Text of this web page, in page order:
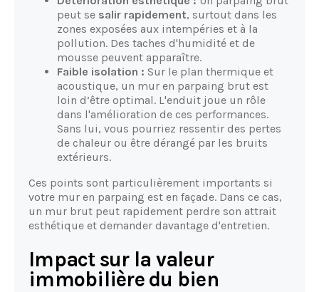
peut se salir rapidement, surtout dans les
zones exposées aux intempéries et à la
pollution. Des taches d'humidité et de
mousse peuvent apparaître.
Faible isolation : Sur le plan thermique et
acoustique, un mur en parpaing brut est
loin d’être optimal. L'enduit joue un rôle
dans l'amélioration de ces performances.
Sans lui, vous pourriez ressentir des pertes
de chaleur ou être dérangé par les bruits
extérieurs.
Ces points sont particulièrement importants si
votre mur en parpaing est en façade. Dans ce cas,
un mur brut peut rapidement perdre son attrait
esthétique et demander davantage d'entretien.
Impact sur la valeur
immobilière du bien